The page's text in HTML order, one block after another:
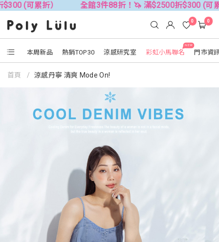
(可累折） 全館3件88折！🦄 滿$2500折$300 (可累
本周新品 熱銷TOP30 涼感研究室
NEW
彩虹小馬聯名 門市資
0 0
首頁 涼感丹寧 清爽 Mode On!